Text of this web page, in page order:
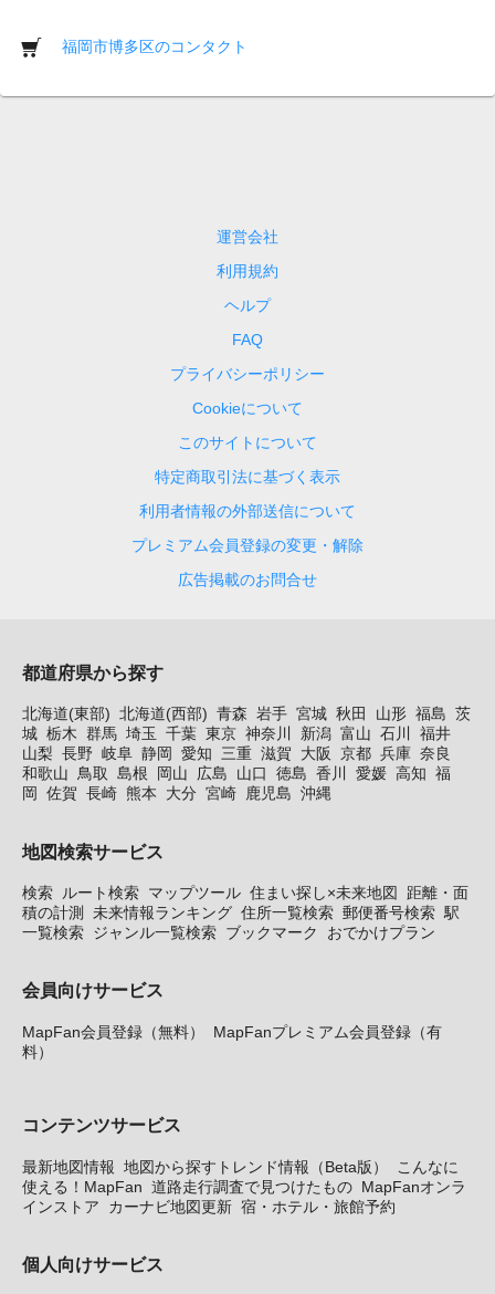
福岡市博多区のコンタクト
運営会社
利用規約
ヘルプ
FAQ
プライバシーポリシー
Cookieについて
このサイトについて
特定商取引法に基づく表示
利用者情報の外部送信について
プレミアム会員登録の変更・解除
広告掲載のお問合せ
都道府県から探す
北海道(東部) 北海道(西部) 青森 岩手 宮城 秋田 山形 福島 茨
城 栃木 群馬 埼玉 千葉 東京 神奈川 新潟 富山 石川
福井
山梨 長野 岐阜 静岡 愛知 三重 滋賀 大阪 京都 兵庫 奈良
和歌山 鳥取 島根 岡山 広島 山口 徳島 香川 愛媛 高知 福
岡
佐賀 長崎 熊本 大分 宮崎 鹿児島 沖縄
地図検索サービス
検索 ルート検索 マップツール 住まい探し×未来地図
距離・面
積の計測
未来情報ランキング 住所一覧検索 郵便番号検索 駅
一覧検索 ジャンル一覧検索 ブックマーク おでかけプラン
会員向けサービス
MapFan会員登録（無料）
MapFanプレミアム会員登録（有
料）
コンテンツサービス
最新地図情報 地図から探すトレンド情報（Beta版）
こんなに
使える！MapFan 道路走行調査で見つけたもの MapFanオンラ
インストア
カーナビ地図更新 宿・ホテル・旅館予約
個人向けサービス